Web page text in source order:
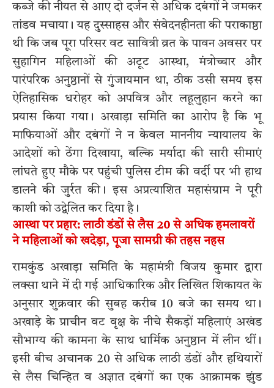
कब्जे की नीयत से आए दो दर्जन से अधिक दबंगों ने जमकर
तांडव मचाया। यह दुस्साहस और संवेदनहीनता की पराकाष्ठा
थी कि जब पूरा परिसर वट सावित्री व्रत के पावन अवसर पर
सुहागिन महिलाओं की अटूट आस्था, मंत्रोच्चार और
पारंपरिक अनुष्ठानों से गुंजायमान था, ठीक उसी समय इस
ऐतिहासिक धरोहर को अपवित्र और लहूलुहान करने का
प्रयास किया गया। अखाड़ा समिति का आरोप है कि भू
माफियाओं और दबंगों ने न केवल माननीय न्यायालय के
आदेशों को ठेंगा दिखाया, बल्कि मर्यादा की सारी सीमाएं
लांघते हुए मौके पर पहुंची पुलिस टीम की वर्दी पर भी हाथ
डालने की जुर्रत की। इस अप्रत्याशित महासंग्राम ने पूरी
काशी को उद्वेलित कर दिया है।
आस्था पर प्रहार: लाठी डंडों से लैस 20 से अधिक हमलावरों
ने महिलाओं को खदेड़ा, पूजा सामग्री की तहस नहस
रामकुंड अखाड़ा समिति के महामंत्री विजय कुमार द्वारा
लक्सा थाने में दी गई आधिकारिक और लिखित शिकायत के
अनुसार शुक्रवार की सुबह करीब 10 बजे का समय था।
अखाड़े के प्राचीन वट वृक्ष के नीचे सैकड़ों महिलाएं अखंड
सौभाग्य की कामना के साथ धार्मिक अनुष्ठान में लीन थीं।
इसी बीच अचानक 20 से अधिक लाठी डंडों और हथियारों
से लैस चिन्हित व अज्ञात दबंगों का एक आक्रामक झुंड